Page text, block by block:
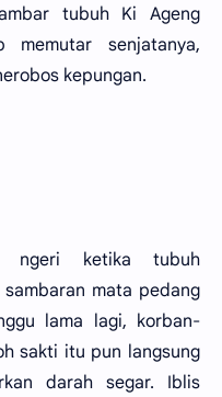
tubuh Ki Ageng
senjatanya,
kepungan.
ngeri ketika tubuh
mata pedang
lama lagi, korban-
sakti itu pun langsung
darah segar. Iblis